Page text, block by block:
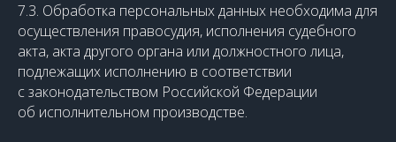
7.3. Обработка персональных данных необходима для
осуществления правосудия, исполнения судебного
акта, акта другого органа или должностного лица,
подлежащих исполнению в соответствии
с законодательством Российской Федерации
об исполнительном производстве.